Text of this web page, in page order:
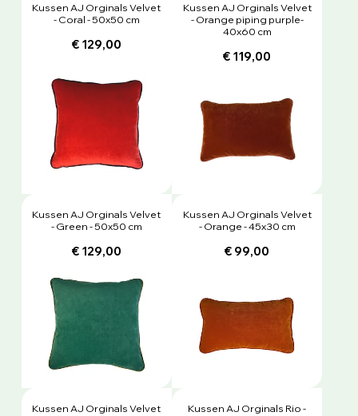
Kussen AJ Orginals Velvet
- Coral - 50x50 cm
€ 129,00
Kussen AJ Orginals Velvet
- Orange piping purple-
40x60 cm
€ 119,00
Kussen AJ Orginals Velvet
- Green - 50x50 cm
€ 129,00
Kussen AJ Orginals Velvet
- Orange - 45x30 cm
€ 99,00
Kussen AJ Orginals Velvet
Kussen AJ Orginals Rio -